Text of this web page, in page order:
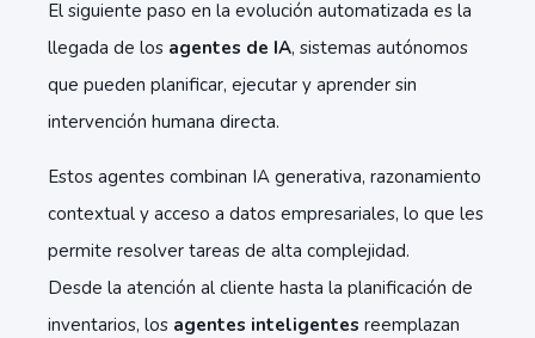
El siguiente paso en la evolución automatizada es la
llegada de los agentes de IA, sistemas autónomos
que pueden planificar, ejecutar y aprender sin
intervención humana directa.
Estos agentes combinan IA generativa, razonamiento
contextual y acceso a datos empresariales, lo que les
permite resolver tareas de alta complejidad.
Desde la atención al cliente hasta la planificación de
inventarios, los agentes inteligentes reemplazan